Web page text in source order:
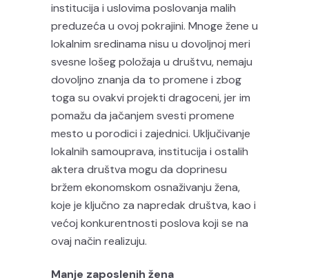
institucija i uslovima poslovanja malih
preduzeća u ovoj pokrajini. Mnoge žene u
lokalnim sredinama nisu u dovoljnoj meri
svesne lošeg položaja u društvu, nemaju
dovoljno znanja da to promene i zbog
toga su ovakvi projekti dragoceni, jer im
pomažu da jačanjem svesti promene
mesto u porodici i zajednici. Uključivanje
lokalnih samouprava, institucija i ostalih
aktera društva mogu da doprinesu
bržem ekonomskom osnaživanju žena,
koje je ključno za napredak društva, kao i
većoj konkurentnosti poslova koji se na
ovaj način realizuju.
Manje zaposlenih žena